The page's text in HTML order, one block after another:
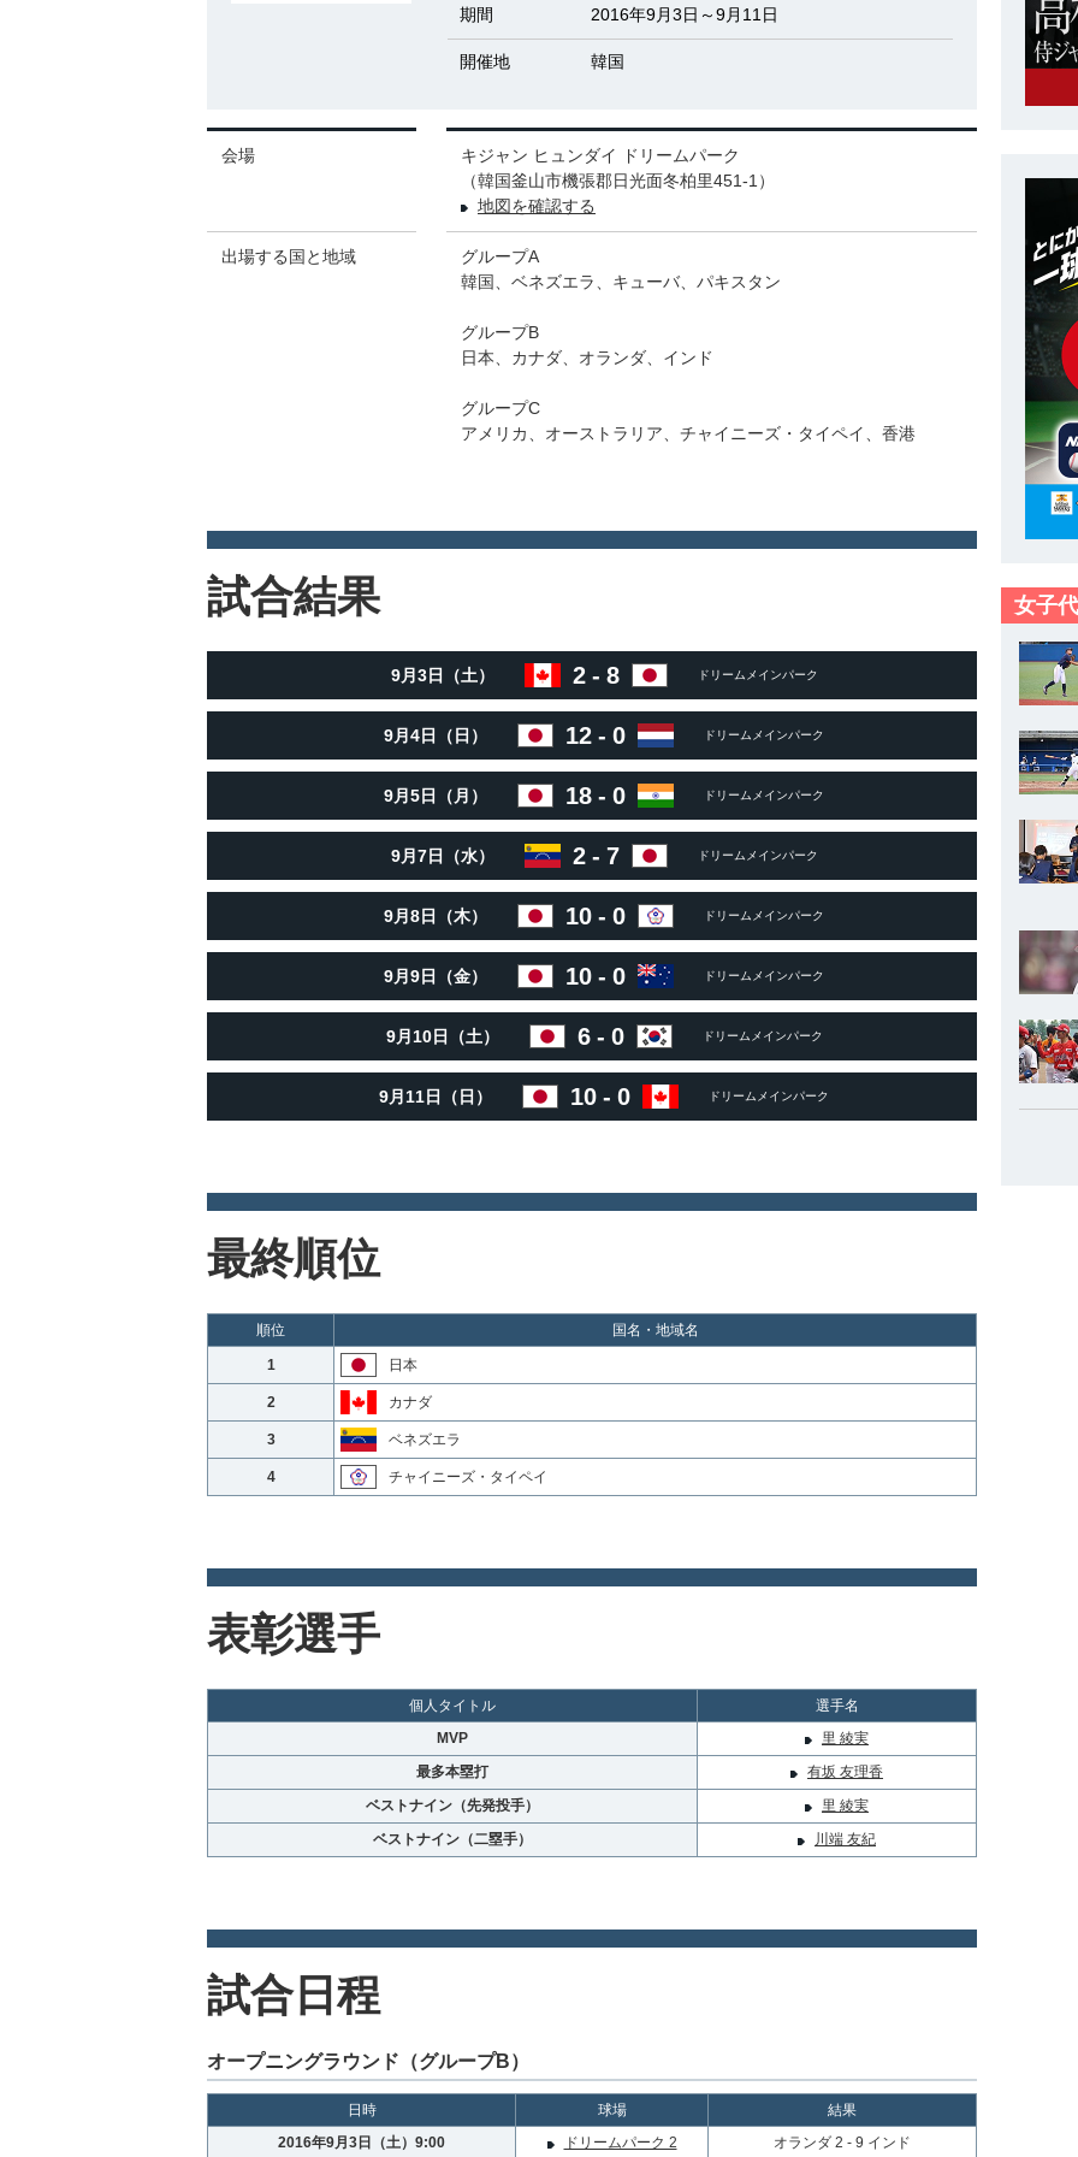
期間 2016年9月3日～9月11日
開催地 韓国
会場
キジャン ヒュンダイ ドリームパーク
（韓国釜山市機張郡日光面冬柏里451-1）
地図を確認する
出場する国と地域
グループA
韓国、ベネズエラ、キューバ、パキスタン
グループB
日本、カナダ、オランダ、インド
グループC
アメリカ、オーストラリア、チャイニーズ・タイペイ、香港
試合結果
9月3日（土） 2 - 8 ドリームメインパーク
9月4日（日） 12 - 0 ドリームメインパーク
9月5日（月） 18 - 0 ドリームメインパーク
9月7日（水） 2 - 7 ドリームメインパーク
9月8日（木） 10 - 0 ドリームメインパーク
9月9日（金） 10 - 0 ドリームメインパーク
9月10日（土） 6 - 0 ドリームメインパーク
9月11日（日） 10 - 0 ドリームメインパーク
最終順位
順位 国名・地域名
1 日本
2 カナダ
3 ベネズエラ
4 チャイニーズ・タイペイ
表彰選手
個人タイトル
選手名
MVP
里 綾実
最多本塁打
有坂 友理香
ベストナイン（先発投手）
里 綾実
ベストナイン（二塁手）
川端 友紀
試合日程
オープニングラウンド（グループB）
日時 球場
結果
2016年9月3日（土）9:00
ドリームパーク 2 オランダ 2 - 9 インド
女子